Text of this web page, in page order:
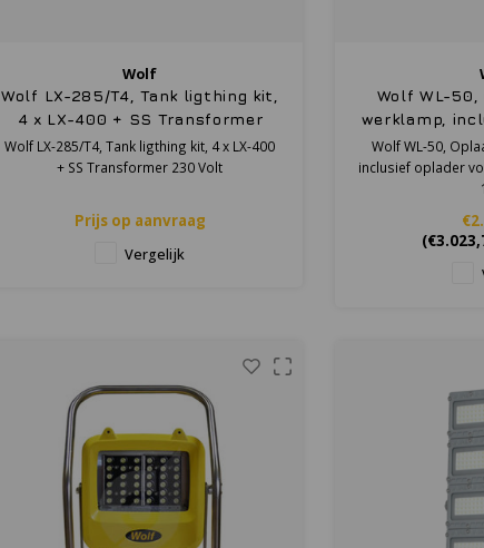
Wolf
Wolf LX-285/T4, Tank ligthing kit,
4 x LX-400 + SS Transformer
230 Volt
Wolf LX-285/T4, Tank ligthing kit, 4 x LX-400
+ SS Transformer 230 Volt
Prijs op aanvraag
Vergelijk
Wolf WL-50,
werklamp,
110-230V,
Wolf WL-50,
inclusief oplader
(